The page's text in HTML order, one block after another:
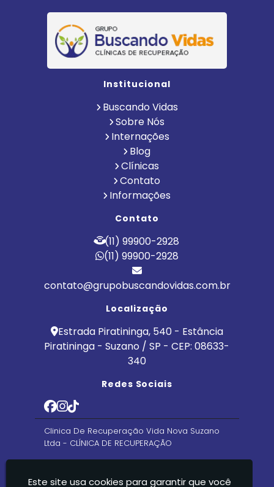
Institucional
Buscando Vidas
Sobre Nós
Internações
Blog
Clínicas
Contato
Informações
Contato
(11) 99900-2928
(11) 99900-2928
contato@grupobuscandovidas.com.br
Localização
Estrada Piratininga, 540 - Estância
Piratininga - Suzano / SP - CEP: 08633-
340
Redes Sociais
Clinica De Recuperação Vida Nova Suzano
Ltda - CLÍNICA DE RECUPERAÇÃO
Este site usa cookies para garantir que você